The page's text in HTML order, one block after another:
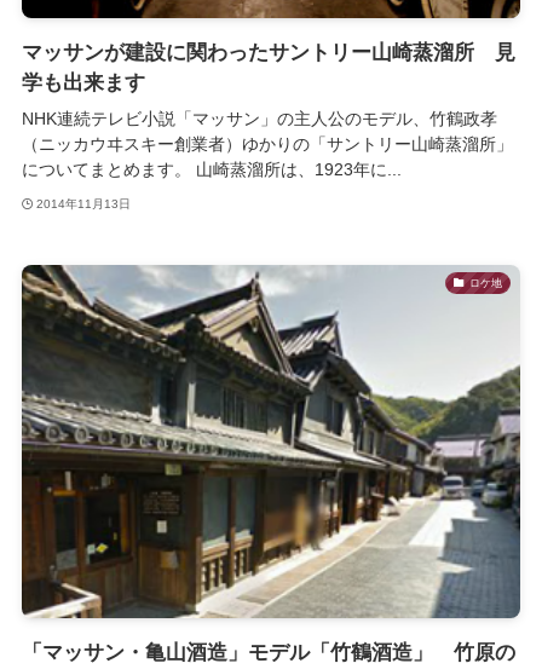
マッサンが建設に関わったサントリー山崎蒸溜所 見
学も出来ます
NHK連続テレビ小説「マッサン」の主人公のモデル、竹鶴政孝
（ニッカウヰスキー創業者）ゆかりの「サントリー山崎蒸溜所」
についてまとめます。 山崎蒸溜所は、1923年に...
2014年11月13日
ロケ地
「マッサン・亀山酒造」モデル「竹鶴酒造」 竹原の